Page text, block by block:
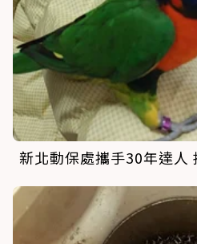
新北動保處攜手30年達人